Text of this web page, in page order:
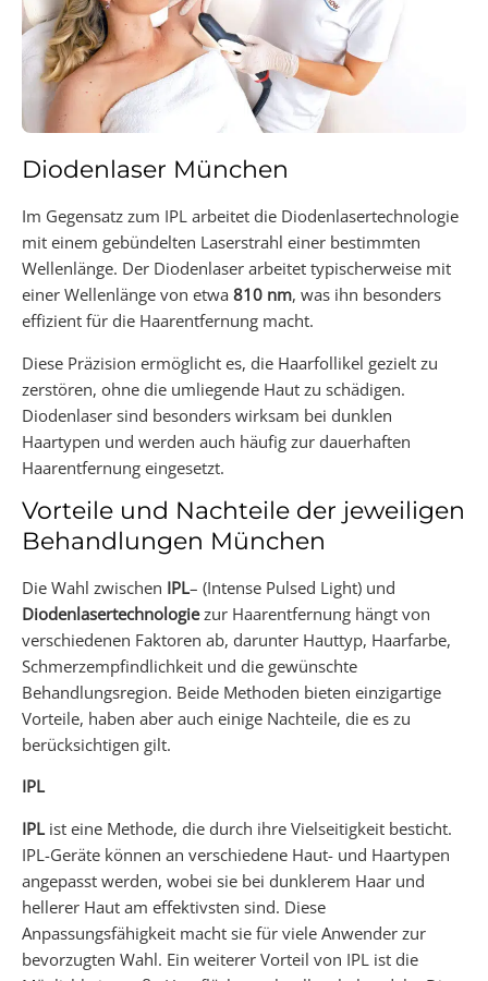
Diodenlaser München
Im Gegensatz zum IPL arbeitet die Diodenlasertechnologie
mit einem gebündelten Laserstrahl einer bestimmten
Wellenlänge. Der Diodenlaser arbeitet typischerweise mit
einer Wellenlänge von etwa 810 nm, was ihn besonders
effizient für die Haarentfernung macht.
Diese Präzision ermöglicht es, die Haarfollikel gezielt zu
zerstören, ohne die umliegende Haut zu schädigen.
Diodenlaser sind besonders wirksam bei dunklen
Haartypen und werden auch häufig zur dauerhaften
Haarentfernung eingesetzt.
Vorteile und Nachteile der jeweiligen
Behandlungen München
Die Wahl zwischen IPL– (Intense Pulsed Light) und
Diodenlasertechnologiezur Haarentfernung hängt von
verschiedenen Faktoren ab, darunter Hauttyp, Haarfarbe,
Schmerzempfindlichkeit und die gewünschte
Behandlungsregion. Beide Methoden bieten einzigartige
Vorteile, haben aber auch einige Nachteile, die es zu
berücksichtigen gilt.
IPL
IPL ist eine Methode, die durch ihre Vielseitigkeit besticht.
IPL-Geräte können an verschiedene Haut- und Haartypen
angepasst werden, wobei sie bei dunklerem Haar und
hellerer Haut am effektivsten sind. Diese
Anpassungsfähigkeit macht sie für viele Anwender zur
bevorzugten Wahl. Ein weiterer Vorteil von IPL ist die